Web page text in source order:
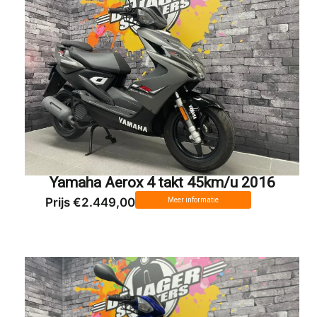
Yamaha Aerox 4 takt 45km/u 2016
Prijs €2.449,00 Meer informatie